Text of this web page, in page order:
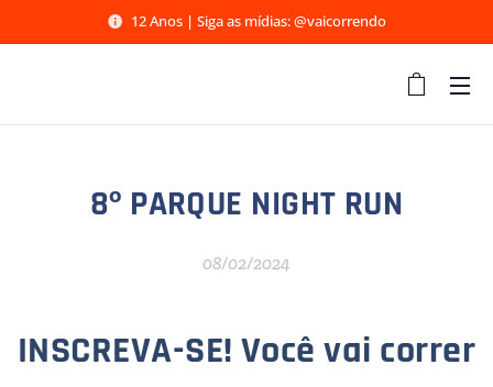
12 Anos | Siga as mídias: @vaicorrendo
8º PARQUE NIGHT RUN
08/02/2024
INSCREVA-SE! Você vai correr